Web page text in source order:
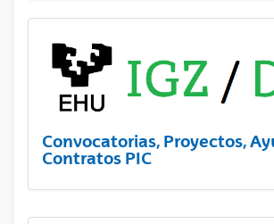
Convocatorias, Proyectos,
Contratos PIC